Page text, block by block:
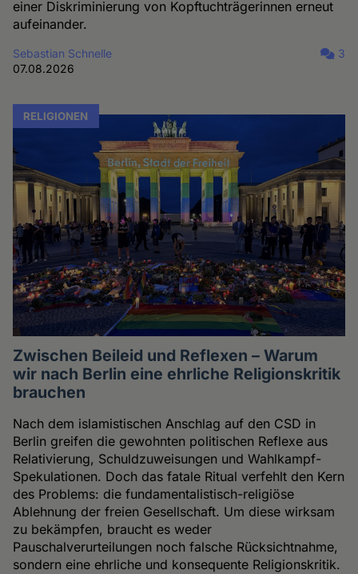
einer Diskriminierung von Kopftuchträgerinnen erneut
aufeinander.
Sebastian Schnelle
07.08.2026
3
RELIGIONEN
Zwischen Beileid und Reflexen – Warum
wir nach Berlin eine ehrliche Religionskritik
brauchen
Nach dem islamistischen Anschlag auf den CSD in
Berlin greifen die gewohnten politischen Reflexe aus
Relativierung, Schuldzuweisungen und Wahlkampf-
Spekulationen. Doch das fatale Ritual verfehlt den Kern
des Problems: die fundamentalistisch-religiöse
Ablehnung der freien Gesellschaft. Um diese wirksam
zu bekämpfen, braucht es weder
Pauschalverurteilungen noch falsche Rücksichtnahme,
sondern eine ehrliche und konsequente Religionskritik.